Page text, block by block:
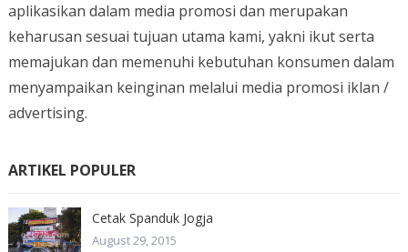
aplikasikan dalam media promosi dan merupakan
keharusan sesuai tujuan utama kami, yakni ikut serta
memajukan dan memenuhi kebutuhan konsumen dalam
menyampaikan keinginan melalui media promosi iklan /
advertising.
ARTIKEL POPULER
Cetak Spanduk Jogja
August 29, 2015